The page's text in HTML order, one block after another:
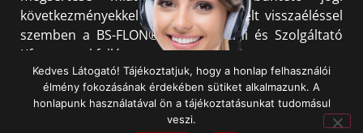
következményekkel jár. Minden észlelt visszaéléssel
szemben a BS-FLON® Kereskedelmi és Szolgáltató
Kft. azonnal fellép.
Kedves Látogató! Tájékoztatjuk, hogy a honlap felhasználói
élmény fokozásának érdekében sütiket alkalmazunk. A
honlapunk használatával ön a tájékoztatásunkat tudomásul
veszi.